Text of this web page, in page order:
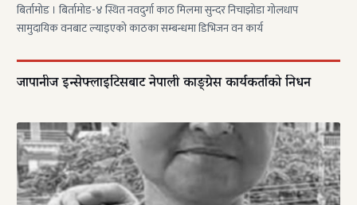
बिर्तामोड । बिर्तामोड-४ स्थित नवदुर्गा काठ मिलमा सुन्दर निचाझोडा गोलधाप
सामुदायिक वनबाट ल्याइएको काठका सम्बन्धमा डिभिजन वन कार्य
जापानीज इन्सेफ्लाइटिसबाट नेपाली काङ्ग्रेस कार्यकर्ताको निधन